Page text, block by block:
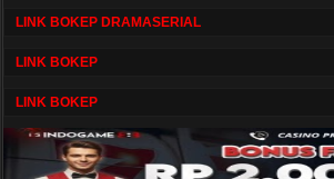
LINK BOKEP DRAMASERIAL
LINK BOKEP
LINK BOKEP